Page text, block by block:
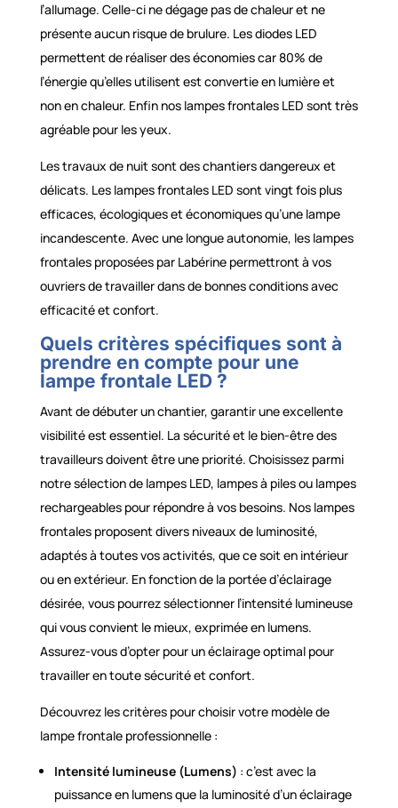
l’allumage. Celle-ci ne dégage pas de chaleur et ne
présente aucun risque de brulure. Les diodes LED
permettent de réaliser des économies car 80% de
l’énergie qu’elles utilisent est convertie en lumière et
non en chaleur. Enfin nos lampes frontales LED sont très
agréable pour les yeux.
Les travaux de nuit sont des chantiers dangereux et
délicats. Les lampes frontales LED sont vingt fois plus
efficaces, écologiques et économiques qu’une lampe
incandescente. Avec une longue autonomie, les lampes
frontales proposées par Labérine permettront à vos
ouvriers de travailler dans de bonnes conditions avec
efficacité et confort.
Quels critères spécifiques sont à
prendre en compte pour une
lampe frontale LED ?
Avant de débuter un chantier, garantir une excellente
visibilité est essentiel. La sécurité et le bien-être des
travailleurs doivent être une priorité. Choisissez parmi
notre sélection de lampes LED, lampes à piles ou lampes
rechargeables pour répondre à vos besoins. Nos lampes
frontales proposent divers niveaux de luminosité,
adaptés à toutes vos activités, que ce soit en intérieur
ou en extérieur. En fonction de la portée d’éclairage
désirée, vous pourrez sélectionner l’intensité lumineuse
qui vous convient le mieux, exprimée en lumens.
Assurez-vous d’opter pour un éclairage optimal pour
travailler en toute sécurité et confort.
Découvrez les critères pour choisir votre modèle de
lampe frontale professionnelle :
Intensité lumineuse (Lumens) : c’est avec la
puissance en lumens que la luminosité d’un éclairage